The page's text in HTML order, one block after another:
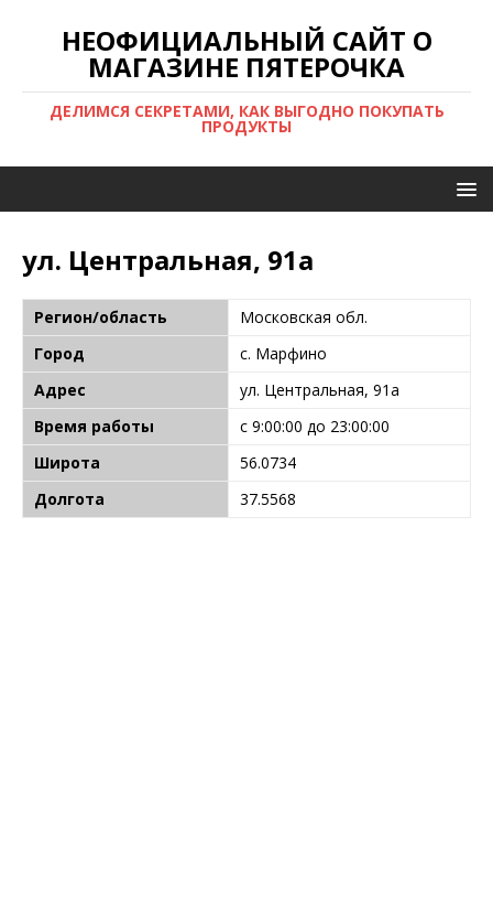
НЕОФИЦИАЛЬНЫЙ САЙТ О
МАГАЗИНЕ ПЯТЕРОЧКА
ДЕЛИМСЯ СЕКРЕТАМИ, КАК ВЫГОДНО ПОКУПАТЬ
ПРОДУКТЫ
ул. Центральная, 91а
Регион/область
Московская обл.
Город
с. Марфино
Адрес
ул. Центральная, 91а
Время работы
с 9:00:00 до 23:00:00
Широта
56.0734
Долгота
37.5568